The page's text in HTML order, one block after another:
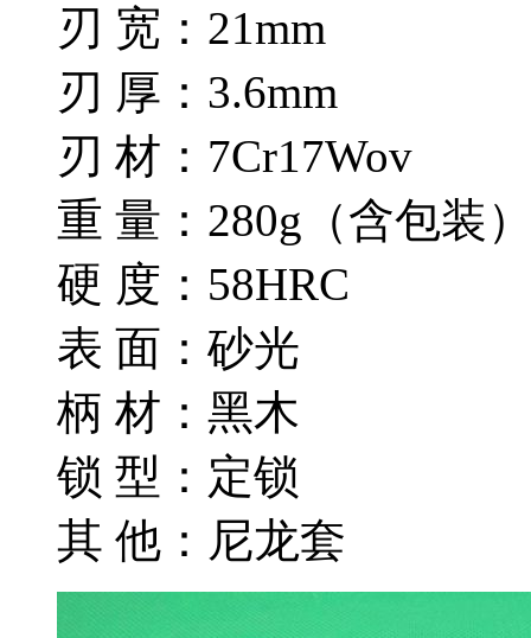
刃 宽：21mm
刃 厚：3.6mm
刃 材：7Cr17Wov
重 量：280g（含包装
硬 度：58HRC
表 面：砂光
柄 材：黑木
锁 型：定锁
其 他：尼龙套